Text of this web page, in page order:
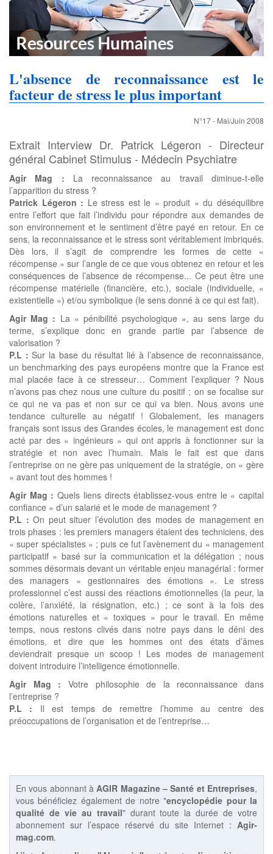
L'absence de reconnaissance est le
facteur de stress le plus important
N°17 - Mai/Juin 2008
Extrait Interview Dr. Patrick Légeron - Directeur
général Cabinet Stimulus - Médecin Psychiatre
Agir Mag : La reconnaissance au travail diminue-t-elle
l’apparition du stress ?
Patrick Légeron : Le stress est le « produit » du déséquilibre
entre l’effort que fait l’individu pour répondre aux demandes de
son environnement et le sentiment d’être payé en retour. En ce
sens, la reconnaissance et le stress sont véritablement imbriqués.
Dès lors, il s’agit de comprendre les formes de cette «
récompense » sur l’angle de ce que vous obtenez en retour et les
conséquences de l’absence de récompense... Ce peut être une
récompense matérielle (financière, etc.), sociale (individuelle, «
existentielle ») et/ou symbolique (le sens donné à ce qui est fait).
Agir Mag : La « pénibilité psychologique », au sens large du
terme, s’explique donc en grande partie par l’absence de
valorisation ?
P.L :Sur la base du résultat lié à l’absence de reconnaissance,
un benchmarking des pays européens montre que la France est
mal placée face à ce stresseur… Comment l’expliquer ? Nous
n’avons pas chez nous une culture du positif ; on se focalise sur
ce qui ne va pas et non sur ce qui va bien. Nous avons une
tendance culturelle au négatif ! Globalement, les managers
français sont issus des Grandes écoles, le management est donc
acté par des « ingénieurs » qui ont appris à fonctionner sur la
stratégie et non avec l’humain. Mais le fait est que dans
l’entreprise on ne gère pas uniquement de la stratégie, on « gère
» avant tout des hommes !
Agir Mag :Quels liens directs établissez-vous entre le « capital
confiance » d’un salarié et le mode de management ?
P.L : On peut situer l’évolution des modes de management en
trois phases : les premiers managers étaient des techniciens, des
« super spécialistes » ; puis ce fut l’avènement du « management
participatif » basé sur la communication et la délégation ; nous
sommes désormais devant un véritable enjeu managérial : former
des managers « gestionnaires des émotions ». Le stress
professionnel c’est aussi des réactions émotionnelles (la peur, la
colère, l’anxiété, la résignation, etc.) ; ce sont à la fois des
émotions naturelles et « toxiques » pour le travail. En même
temps, nous restons clivés dans notre pays dans le déni des
émotions, et dire que les hommes ont des états d’âmes
deviendrait presque un scoop ! Les modes de management
doivent introduire l’intelligence émotionnelle.
Agir Mag : Votre philosophie de la reconnaissance dans
l’entreprise ?
P.L : Il est temps de remettre l’homme au centre des
préoccupations de l’organisation et de l’entreprise…
En vous abonnant àAGIR Magazine – Santé et Entreprises,
vous bénéficiez également de notre "encyclopédie pour la
qualité de vie au travail" durant toute la durée de votre
abonnement sur l’espace réservé du site Internet : Agir-
mag.com.